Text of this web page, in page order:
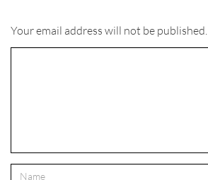
Your email address will not be published.